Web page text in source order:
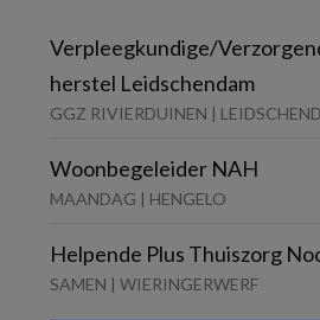
Verpleegkundige/
herstel Leidschendam
GGZ RIVIERDUINEN |
Woonbegeleider NAH
MAANDAG | HENGELO
Helpende Plus Thuiszorg
SAMEN | WIERINGERWERF